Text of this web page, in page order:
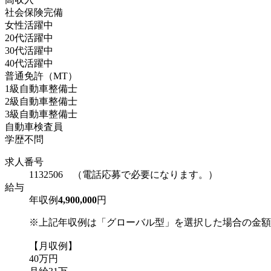
社会保険完備
女性活躍中
20代活躍中
30代活躍中
40代活躍中
普通免許（MT）
1級自動車整備士
2級自動車整備士
3級自動車整備士
自動車検査員
学歴不問
求人番号
1132506 （電話応募で必要になります。）
給与
年収例4,900,000円
※上記年収例は「グローバル型」を選択した場合の金
【月収例】
40万円